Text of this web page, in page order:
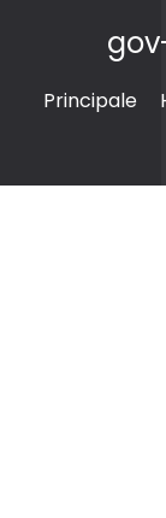
Principale